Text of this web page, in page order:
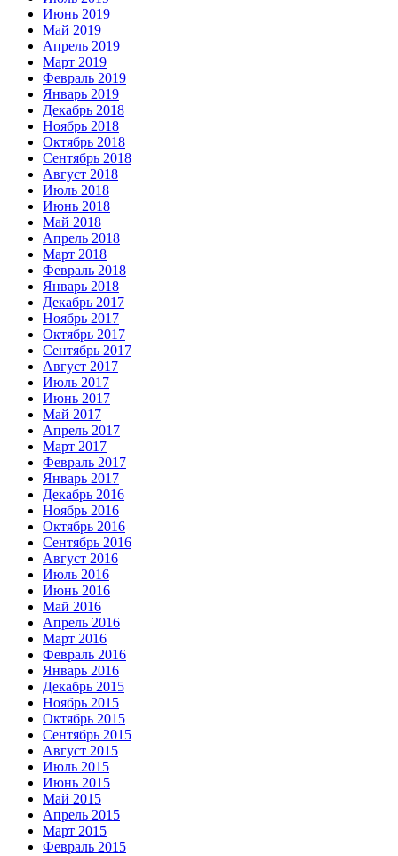
Июнь 2019
Май 2019
Апрель 2019
Март 2019
Февраль 2019
Январь 2019
Декабрь 2018
Ноябрь 2018
Октябрь 2018
Сентябрь 2018
Август 2018
Июль 2018
Июнь 2018
Май 2018
Апрель 2018
Март 2018
Февраль 2018
Январь 2018
Декабрь 2017
Ноябрь 2017
Октябрь 2017
Сентябрь 2017
Август 2017
Июль 2017
Июнь 2017
Май 2017
Апрель 2017
Март 2017
Февраль 2017
Январь 2017
Декабрь 2016
Ноябрь 2016
Октябрь 2016
Сентябрь 2016
Август 2016
Июль 2016
Июнь 2016
Май 2016
Апрель 2016
Март 2016
Февраль 2016
Январь 2016
Декабрь 2015
Ноябрь 2015
Октябрь 2015
Сентябрь 2015
Август 2015
Июль 2015
Июнь 2015
Май 2015
Апрель 2015
Март 2015
Февраль 2015